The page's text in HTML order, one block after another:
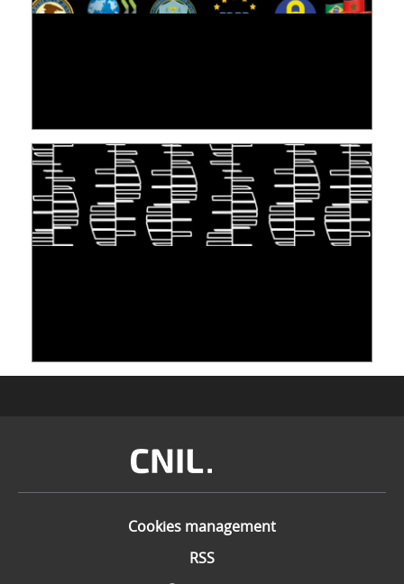
Image
Cookies management
RSS